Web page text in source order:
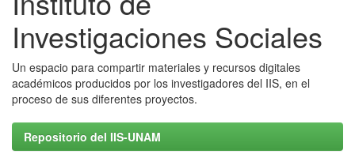
Investigaciones Sociales
Un espacio para compartir materiales y recursos digitales
académicos producidos por los investigadores del IIS, en el
proceso de sus diferentes proyectos.
Repositorio del IIS-UNAM